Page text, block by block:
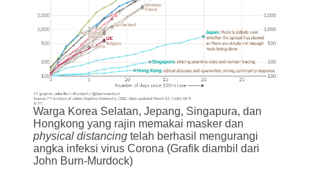
Warga Korea Selatan, Jepang, Singapura, dan
Hongkong yang rajin memakai masker dan
physical distancing telah berhasil mengurangi
angka infeksi virus Corona (Grafik diambil dari
John Burn-Murdock)